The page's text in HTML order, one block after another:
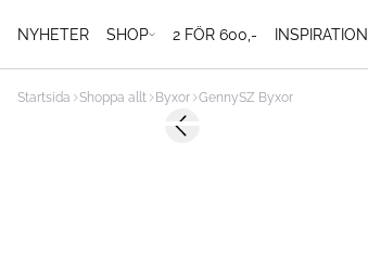
NYHETER SHOP 2 FÖR 600,- INSPIRATION
Startsida Shoppa allt Byxor GennySZ Byxor
Previous slide